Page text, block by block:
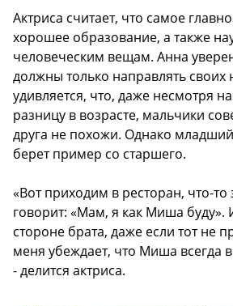
Актриса считает, что самое
хорошее образование, а также
человеческим вещам. Анна
должны только направлять своих
удивляется, что, даже несмотря
разницу в возрасте, мальчики
друга не похожи. Однако
берет пример со старшего.
«Вот приходим в ресторан, что-
говорит: «Мам, я как Миша буду».
стороне брата, даже если тот не
меня убеждает, что Миша всегда
- делится актриса.